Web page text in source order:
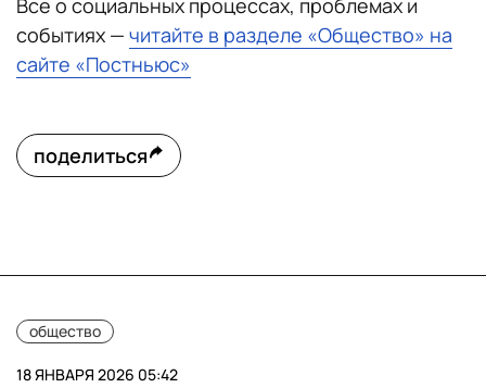
Все о социальных процессах, проблемах и
событиях — читайте в разделе «Общество» на
сайте «Постньюс»
поделиться
общество
18 ЯНВАРЯ 2026 05:42